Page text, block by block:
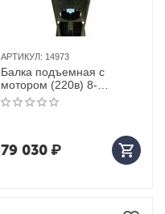
АРТИКУЛ: 14973
Балка подъемная с
мотором (220в) 8-
34900007 для стенда HPA
C800 3D
79 030₽